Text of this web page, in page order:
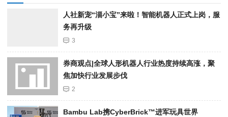
人社新宠“淄小宝”来啦！智能机器人正式上岗，服
务再升级
3
券商观点|全球人形机器人行业热度持续高涨，聚
焦加快行业发展步伐
2
Bambu Lab携Cyber​​Brick™进军玩具世界